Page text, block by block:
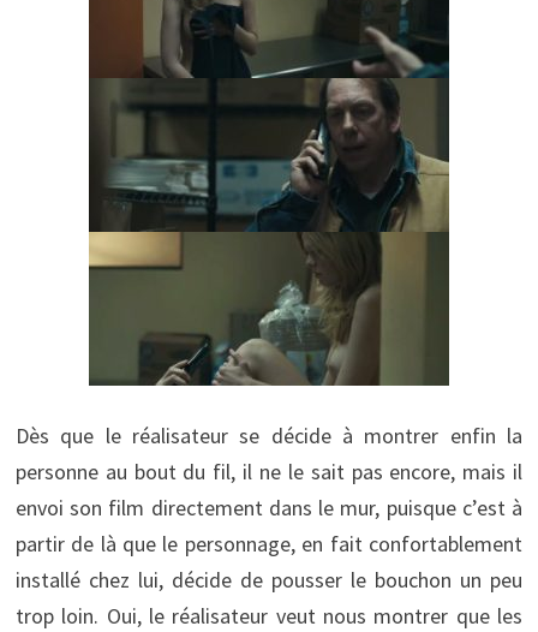
Dès que le réalisateur se décide à montrer enfin la
personne au bout du fil, il ne le sait pas encore, mais il
envoi son film directement dans le mur, puisque c’est à
partir de là que le personnage, en fait confortablement
installé chez lui, décide de pousser le bouchon un peu
trop loin. Oui, le réalisateur veut nous montrer que les